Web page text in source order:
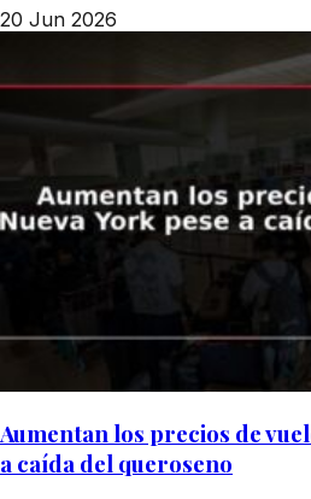
20 Jun 2026
Aumentan los precios de
a caída del queroseno